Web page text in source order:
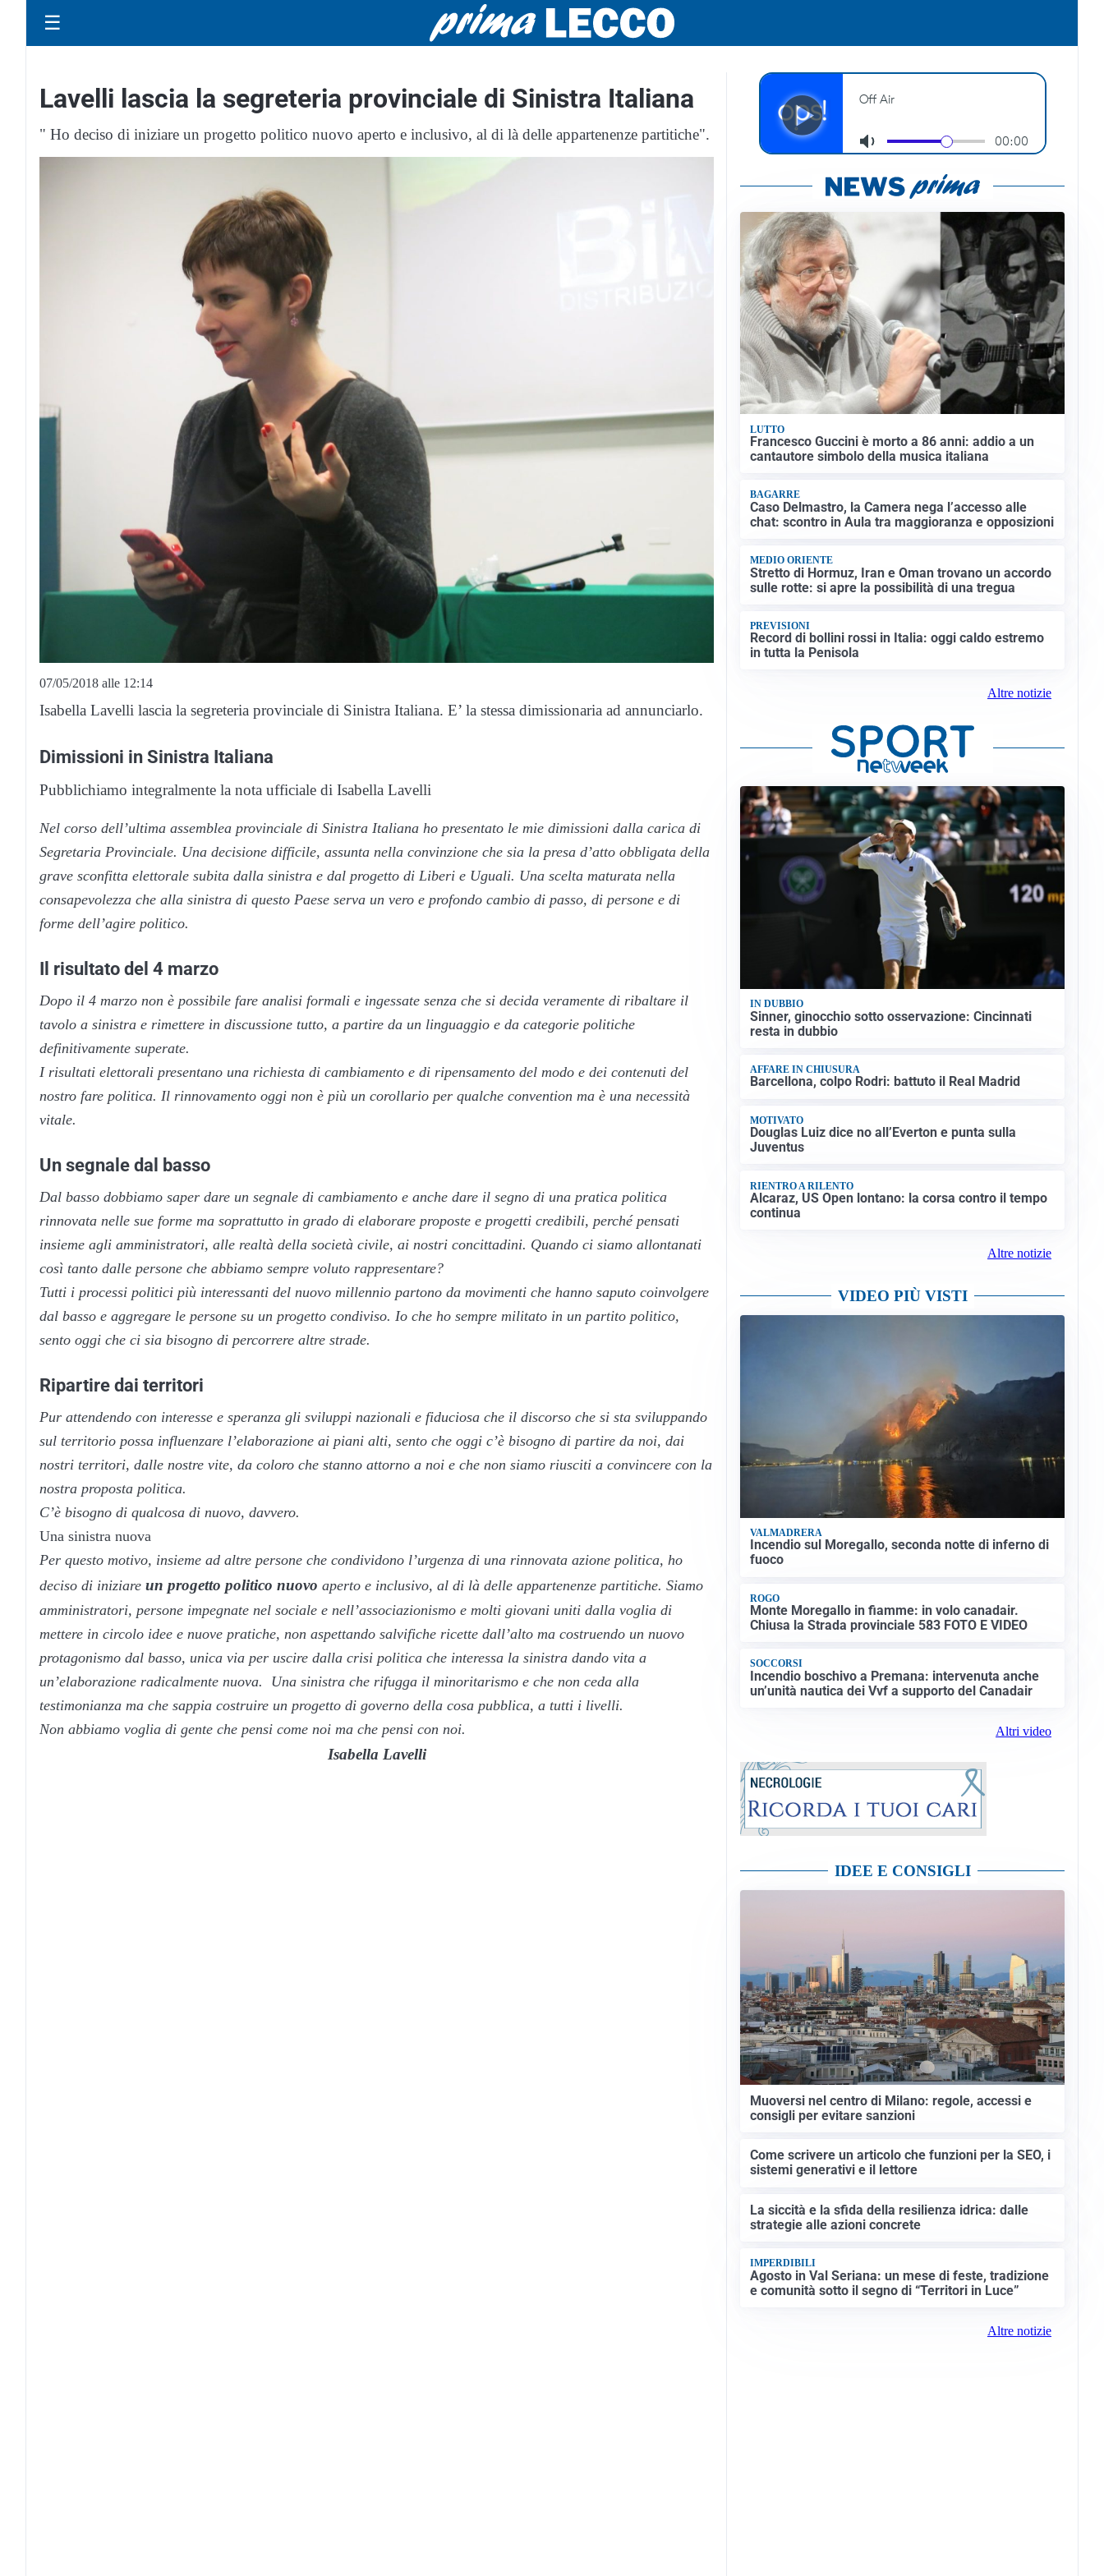
☰
Lavelli lascia la segreteria provinciale di Sinistra Italiana
" Ho deciso di iniziare un progetto politico nuovo aperto e inclusivo, al di là delle appartenenze partitiche".
07/05/2018 alle 12:14
Isabella Lavelli lascia la segreteria provinciale di Sinistra Italiana. E’ la stessa dimissionaria ad annunciarlo.
Dimissioni in Sinistra Italiana
Pubblichiamo integralmente la nota ufficiale di Isabella Lavelli
Nel corso dell’ultima assemblea provinciale di Sinistra Italiana ho presentato le mie dimissioni dalla carica di
Segretaria Provinciale. Una decisione difficile, assunta nella convinzione che sia la presa d’atto obbligata della
grave sconfitta elettorale subita dalla sinistra e dal progetto di Liberi e Uguali. Una scelta maturata nella
consapevolezza che alla sinistra di questo Paese serva un vero e profondo cambio di passo, di persone e di
forme dell’agire politico.
Il risultato del 4 marzo
Dopo il 4 marzo non è possibile fare analisi formali e ingessate senza che si decida veramente di ribaltare il
tavolo a sinistra e rimettere in discussione tutto, a partire da un linguaggio e da categorie politiche
definitivamente superate.
I risultati elettorali presentano una richiesta di cambiamento e di ripensamento del modo e dei contenuti del
nostro fare politica. Il rinnovamento oggi non è più un corollario per qualche convention ma è una necessità
vitale.
Un segnale dal basso
Dal basso dobbiamo saper dare un segnale di cambiamento e anche dare il segno di una pratica politica
rinnovata nelle sue forme ma soprattutto in grado di elaborare proposte e progetti credibili, perché pensati
insieme agli amministratori, alle realtà della società civile, ai nostri concittadini. Quando ci siamo allontanati
così tanto dalle persone che abbiamo sempre voluto rappresentare?
Tutti i processi politici più interessanti del nuovo millennio partono da movimenti che hanno saputo coinvolgere
dal basso e aggregare le persone su un progetto condiviso. Io che ho sempre militato in un partito politico,
sento oggi che ci sia bisogno di percorrere altre strade.
Ripartire dai territori
Pur attendendo con interesse e speranza gli sviluppi nazionali e fiduciosa che il discorso che si sta sviluppando
sul territorio possa influenzare l’elaborazione ai piani alti, sento che oggi c’è bisogno di partire da noi, dai
nostri territori, dalle nostre vite, da coloro che stanno attorno a noi e che non siamo riusciti a convincere con la
nostra proposta politica.
C’è bisogno di qualcosa di nuovo, davvero.
Una sinistra nuova
Per questo motivo, insieme ad altre persone che condividono l’urgenza di una rinnovata azione politica, ho
deciso di iniziare un progetto politico nuovo aperto e inclusivo, al di là delle appartenenze partitiche. Siamo
amministratori, persone impegnate nel sociale e nell’associazionismo e molti giovani uniti dalla voglia di
mettere in circolo idee e nuove pratiche, non aspettando salvifiche ricette dall’alto ma costruendo un nuovo
protagonismo dal basso, unica via per uscire dalla crisi politica che interessa la sinistra dando vita a
un’elaborazione radicalmente nuova. Una sinistra che rifugga il minoritarismo e che non ceda alla
testimonianza ma che sappia costruire un progetto di governo della cosa pubblica, a tutti i livelli.
Non abbiamo voglia di gente che pensi come noi ma che pensi con noi.
Isabella Lavelli
LUTTO
Francesco Guccini è morto a 86 anni: addio a un
cantautore simbolo della musica italiana
BAGARRE
Caso Delmastro, la Camera nega l’accesso alle
chat: scontro in Aula tra maggioranza e opposizioni
MEDIO ORIENTE
Stretto di Hormuz, Iran e Oman trovano un accordo
sulle rotte: si apre la possibilità di una tregua
PREVISIONI
Record di bollini rossi in Italia: oggi caldo estremo
in tutta la Penisola
Altre notizie
IN DUBBIO
Sinner, ginocchio sotto osservazione: Cincinnati
resta in dubbio
AFFARE IN CHIUSURA
Barcellona, colpo Rodri: battuto il Real Madrid
MOTIVATO
Douglas Luiz dice no all’Everton e punta sulla
Juventus
RIENTRO A RILENTO
Alcaraz, US Open lontano: la corsa contro il tempo
continua
Altre notizie
VIDEO PIÙ VISTI
VALMADRERA
Incendio sul Moregallo, seconda notte di inferno di
fuoco
ROGO
Monte Moregallo in fiamme: in volo canadair.
Chiusa la Strada provinciale 583 FOTO E VIDEO
SOCCORSI
Incendio boschivo a Premana: intervenuta anche
un’unità nautica dei Vvf a supporto del Canadair
Altri video
IDEE E CONSIGLI
Muoversi nel centro di Milano: regole, accessi e
consigli per evitare sanzioni
Come scrivere un articolo che funzioni per la SEO, i
sistemi generativi e il lettore
La siccità e la sfida della resilienza idrica: dalle
strategie alle azioni concrete
IMPERDIBILI
Agosto in Val Seriana: un mese di feste, tradizione
e comunità sotto il segno di “Territori in Luce”
Altre notizie